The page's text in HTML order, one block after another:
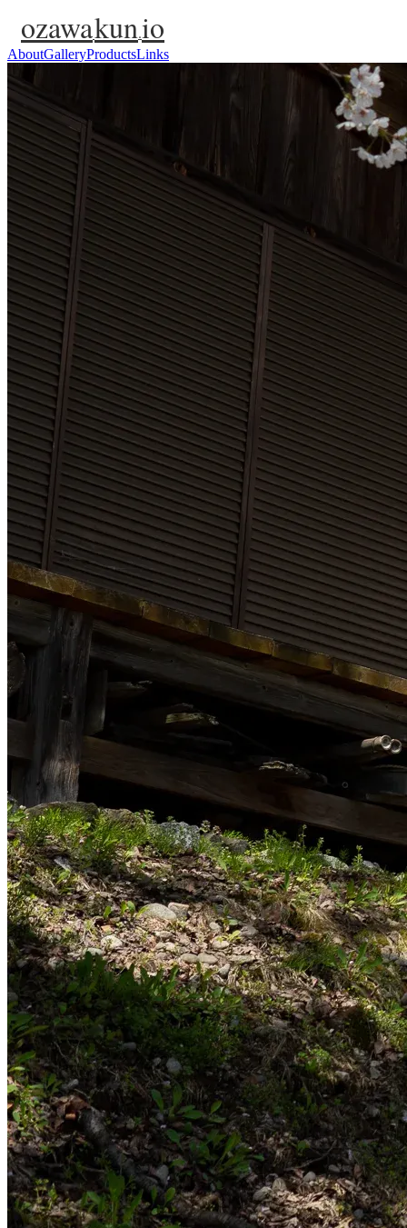
ozawakun.io
AboutGalleryProductsLinks